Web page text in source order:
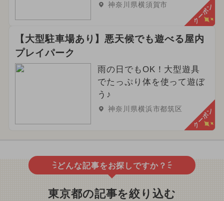
神奈川県横須賀市 クーポン
【大型駐車場あり】悪天候でも遊べる屋内
プレイパーク
雨の日でもOK！大型遊具
でたっぷり体を使って遊ぼ
う♪
神奈川県横浜市都筑区 クーポン
どんな記事をお探しですか？
東京都の記事を絞り込む